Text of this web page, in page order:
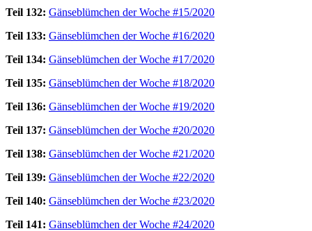
Teil 132: Gänseblümchen der Woche #15/2020
Teil 133: Gänseblümchen der Woche #16/2020
Teil 134: Gänseblümchen der Woche #17/2020
Teil 135: Gänseblümchen der Woche #18/2020
Teil 136: Gänseblümchen der Woche #19/2020
Teil 137: Gänseblümchen der Woche #20/2020
Teil 138: Gänseblümchen der Woche #21/2020
Teil 139: Gänseblümchen der Woche #22/2020
Teil 140: Gänseblümchen der Woche #23/2020
Teil 141: Gänseblümchen der Woche #24/2020